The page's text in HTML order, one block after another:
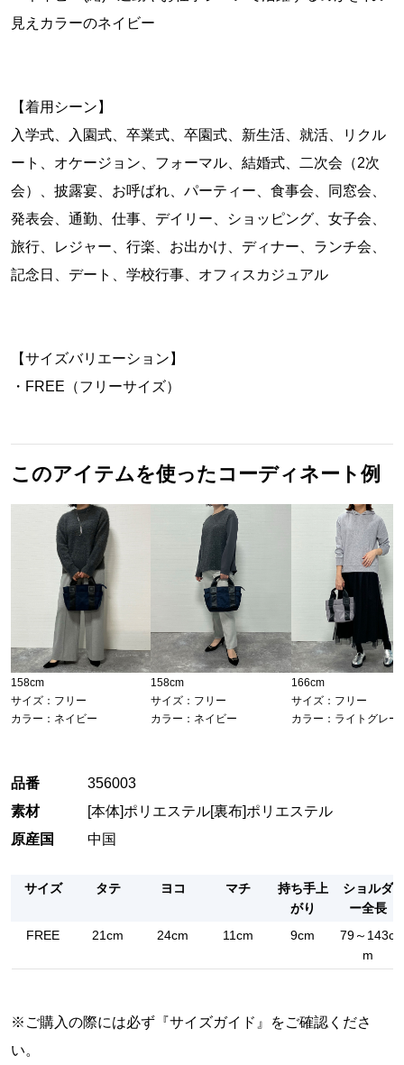
見えカラーのネイビー
【着用シーン】
入学式、入園式、卒業式、卒園式、新生活、就活、リクル
ート、オケージョン、フォーマル、結婚式、二次会（2次
会）、披露宴、お呼ばれ、パーティー、食事会、同窓会、
発表会、通勤、仕事、デイリー、ショッピング、女子会、
旅行、レジャー、行楽、お出かけ、ディナー、ランチ会、
記念日、デート、学校行事、オフィスカジュアル
【サイズバリエーション】
・FREE（フリーサイズ）
このアイテムを使ったコーディネート例
158cm
サイズ：フリー
カラー：ネイビー
158cm
サイズ：フリー
カラー：ネイビー
166cm
サイズ：フリー
カラー：ライトグレー
品番
356003
素材
[本体]ポリエステル[裏布]ポリエステル
原産国
中国
サイズ タテ ヨコ マチ
持ち手上
がり
ショルダ
ー全長
FREE
21cm 24cm 11cm 9cm
79～143c
m
※ご購入の際には必ず『サイズガイド 』をご確認くださ
い。